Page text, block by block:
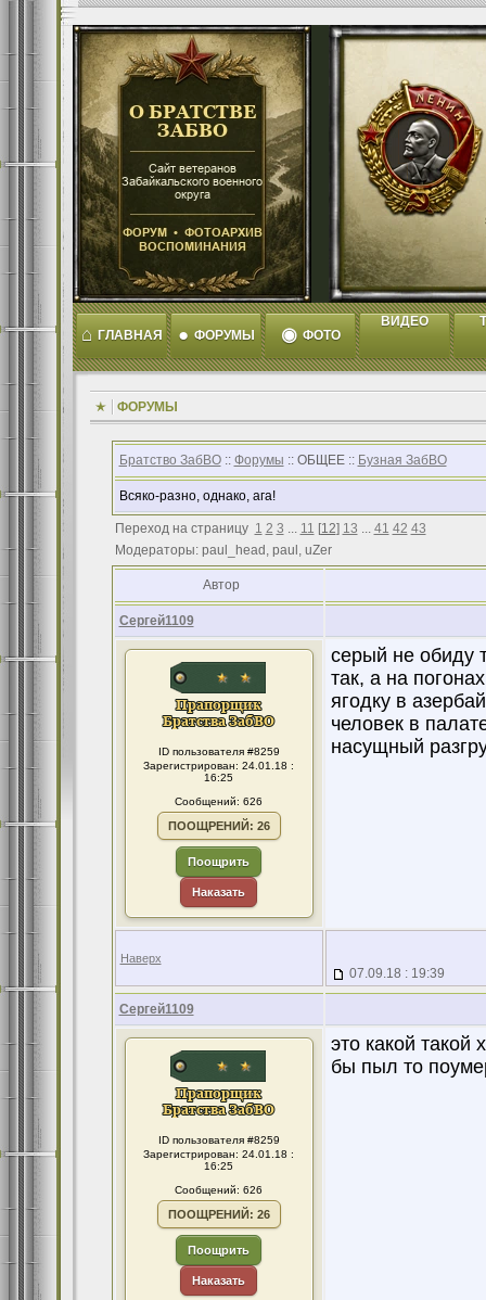
⌂ ГЛАВНАЯ ● ФОРУМЫ ◉ ФОТО
ВИДЕО
ФОРУМЫ
Братство ЗабВО:: Форумы :: ОБЩЕЕ :: Бузная ЗабВО
Всяко-разно, однако, ага!
Переход на страницу 1 2 3 ... 11 [12] 13 ... 41 42 43
Модераторы: paul_head, paul, uZer
Автор
Сергей1109
ID пользователя #8259
Зарегистрирован: 24.01.18 :
16:25
Сообщений: 626
ПООЩРЕНИЙ: 26
Поощрить
Наказать
серый не обиду
так, а на
ягодку в
человек в
насущный
Наверх
07.09.18 : 19:39
Сергей1109
ID пользователя #8259
Зарегистрирован: 24.01.18 :
16:25
Сообщений: 626
ПООЩРЕНИЙ: 26
Поощрить
Наказать
это какой такой
бы пыл то